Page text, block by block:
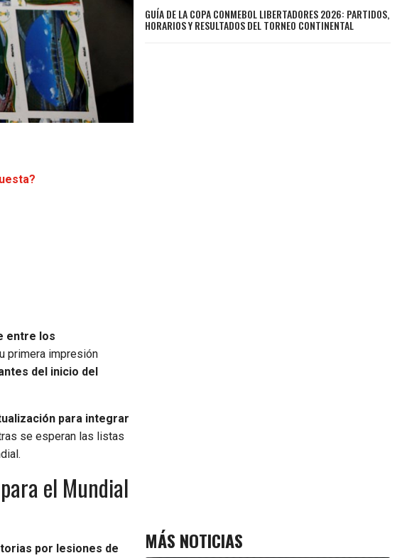
entre los
primera impresión
del inicio del
para integrar
se esperan las listas
el Mundial
por lesiones de
GUÍA DE LA COPA CONMEBOL LIBERTADORES 2026: PARTIDOS,
HORARIOS Y RESULTADOS DEL TORNEO CONTINENTAL
MÁS NOTICIAS